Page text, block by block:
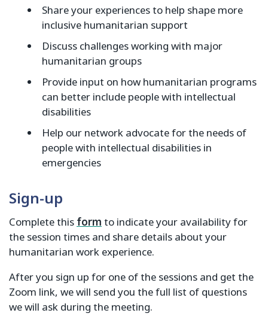
Share your experiences to help shape more
inclusive humanitarian support
Discuss challenges working with major
humanitarian groups
Provide input on how humanitarian programs
can better include people with intellectual
disabilities
Help our network advocate for the needs of
people with intellectual disabilities in
emergencies
Sign-up
Complete thisformto indicate your availability for
the session times and share details about your
humanitarian work experience.
After you sign up for one of the sessions and get the
Zoom link, we will send you the full list of questions
we will ask during the meeting.